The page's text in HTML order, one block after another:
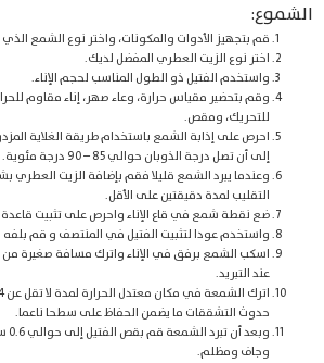
الشموع:
قم بتجهيز الأدوات والمكونات، واختر نوع الشمع
اختر نوع الزيت العطري المفضل لديك.
واستخدم الفتيل ذو الطول المناسب لحجم الإناء.
وقم بتحضير مقياس حرارة، وعاء صهر، إناء مقاوم
للتحريك، ومقص.
احرص على إذابة الشمع باستخدام طريقة الغلاية
إلى أن تصل درجة الذوبان حوالي 85 – 90 درجة مئوية.
وعندما يبرد الشمع قليلا فقم بإضافة الزيت العطري
التقليب لمدة دقيقتين على الأقل.
ضع نقطة شمع في قاع الإناء واحرص على تثبيت قاعدة
واستخدم عودا لتثبيت الفتيل في المنتصف و قم بلفه
اسكب الشمع برفق في الإناء واترك مسافة صغيرة من
عند التبريد.
حدوث التشققات ما يضمن الحفاظ على سطحا ناعما.
وجاف ومظلم.